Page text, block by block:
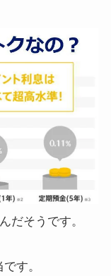
だそうです。
す。